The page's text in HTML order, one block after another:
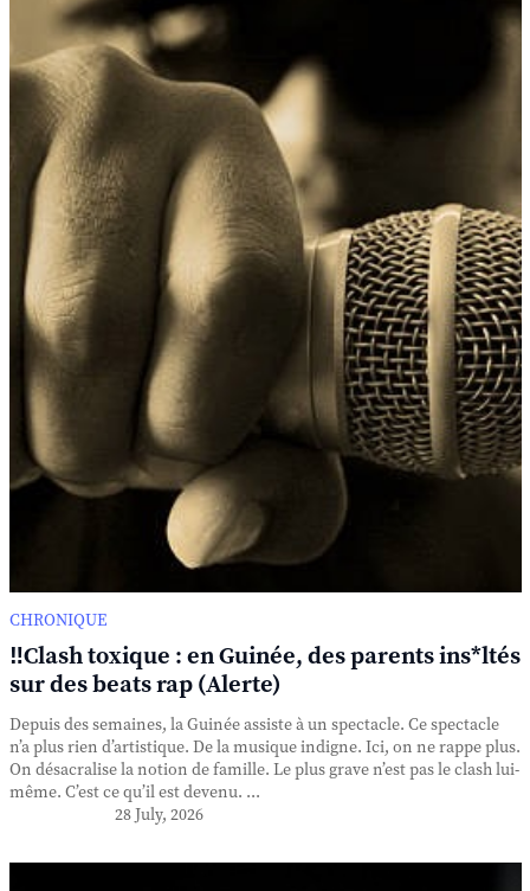
CHRONIQUE
‼️Clash toxique : en Guinée, des parents ins*ltés
sur des beats rap (Alerte)
Depuis des semaines, la Guinée assiste à un spectacle. Ce spectacle
n’a plus rien d’artistique. De la musique indigne. Ici, on ne rappe plus.
On désacralise la notion de famille. Le plus grave n’est pas le clash lui-
même. C’est ce qu’il est devenu. ...
28 July, 2026